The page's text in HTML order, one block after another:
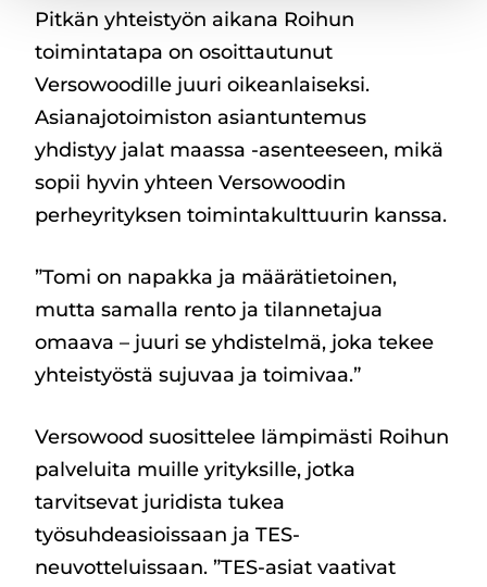
Pitkän yhteistyön aikana Roihun
toimintatapa on osoittautunut
Versowoodille juuri oikeanlaiseksi.
Asianajotoimiston asiantuntemus
yhdistyy jalat maassa -asenteeseen, mikä
sopii hyvin yhteen Versowoodin
perheyrityksen toimintakulttuurin kanssa.
”Tomi on napakka ja määrätietoinen,
mutta samalla rento ja tilannetajua
omaava – juuri se yhdistelmä, joka tekee
yhteistyöstä sujuvaa ja toimivaa.”
Versowood suosittelee lämpimästi Roihun
palveluita muille yrityksille, jotka
tarvitsevat juridista tukea
työsuhdeasioissaan ja TES-
neuvotteluissaan. ”TES-asiat vaativat